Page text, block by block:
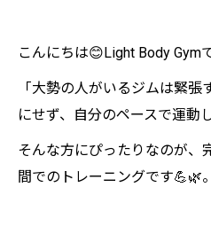
こんにちは😊Light Body Gym
「大勢の人がいるジムは緊
にせず、自分のペースで運動
そんな方にぴったりなのが、
間でのトレーニングです💪🌿。